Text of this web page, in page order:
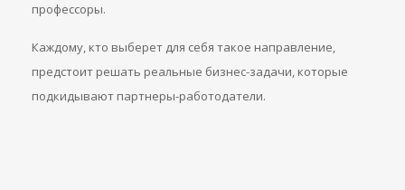
профессоры.
Каждому, кто выберет для себя такое направление,
предстоит решать реальные бизнес-задачи, которые
подкидывают партнеры-работодатели.